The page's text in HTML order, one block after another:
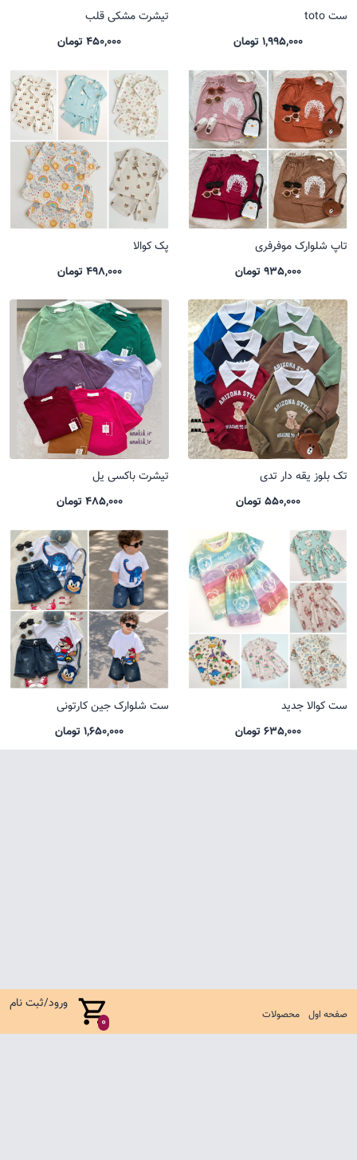
صفحه اول محصولات 0
ورود/ثبت نام
ست toto
1,995,000 تومان
تیشرت مشکی قلب
450,000 تومان
تاپ شلوارک موفرفری
935,000 تومان
پک کوالا
498,000 تومان
تک بلوز یقه دار تدی
550,000 تومان
تیشرت باکسی یل
485,000 تومان
ست کوالا جدید
635,000 تومان
ست شلوارک جین کارتونی
1,650,000 تومان